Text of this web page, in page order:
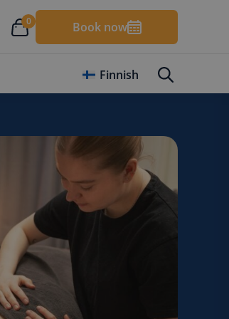
0 Book now
Finnish